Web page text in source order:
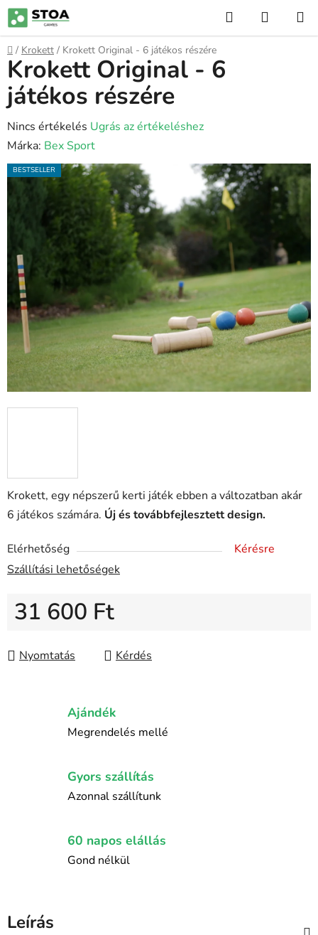
Ugrás
fő
tartalomhoz
KeresésKOSÁR
Kezdőlap
/ Krokett / Krokett Original - 6 játékos részére
Krokett, egy népszerű kerti játék ebben a változatban akár
6 játékos számára. Új és továbbfejlesztett design.
Elérhetőség
Kérésre
Szállítási lehetőségek
31 600 Ft
Nyomtatás
Kérdés
Krokett Original - 6
játékos részére
A
termék
átlagos
értékelése
ből
0,0
csillag.
Nincs értékelés Ugrás az értékeléshez
Márka: Bex Sport
BESTSELLER
Ajándék
Megrendelés mellé
Gyors szállítás
Azonnal szállítunk
60 napos elállás
Gond nélkül
Leírás